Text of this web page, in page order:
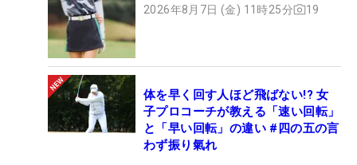
2026年8月7日 (金) 11時25分 19
体を早く回す人ほど飛ばない!? 女
子プロコーチが教える「速い回転」
と「早い回転」の違い #四の五の言
わず振り氣れ